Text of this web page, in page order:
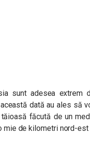
sunt adesea
dată au ales să
făcută de un
mie de kilometri nord-